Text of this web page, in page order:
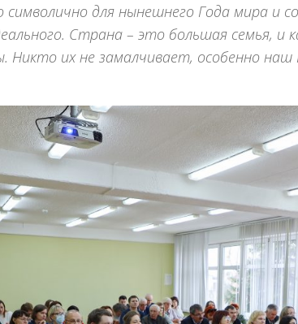
для нынешнего Года мира и
Страна – это большая семья, и
Никто их не замалчивает, особенно наш